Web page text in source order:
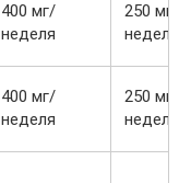
400 мг/
неделя
250 мг/
неделя
400 мг/
неделя
250 мг/
неделя